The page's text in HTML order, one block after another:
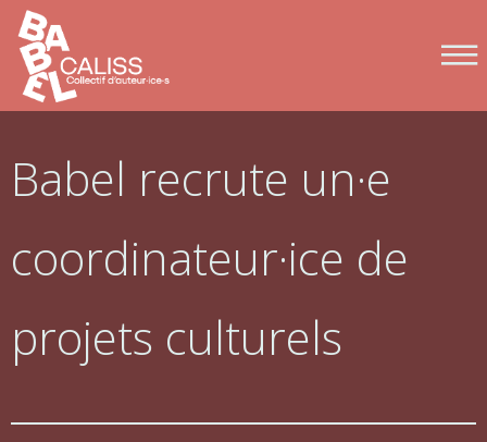
Babel recrute un·e
coordinateur·ice de
projets culturels